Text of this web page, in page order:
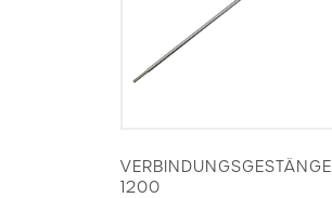
VERBINDUNGSGESTÄNGE
1200